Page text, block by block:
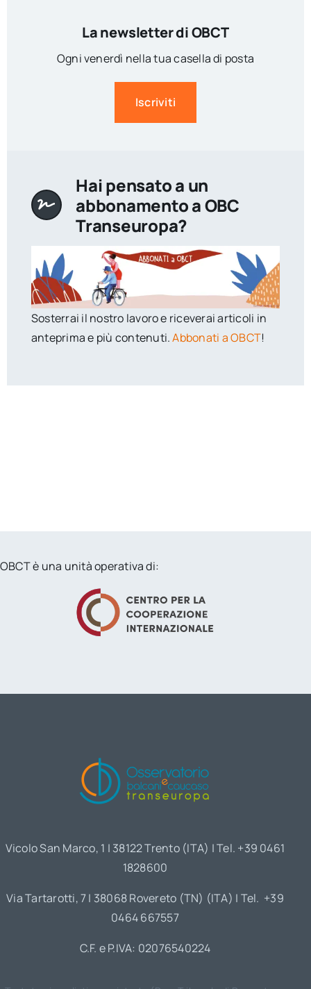
La newsletter di OBCT
Ogni venerdì nella tua casella di posta
Iscriviti
Hai pensato a un
abbonamento a OBC
Transeuropa?
Sosterrai il nostro lavoro e riceverai articoli in
anteprima e più contenuti.Abbonati a OBCT!
OBCT è una unità operativa di:
Vicolo San Marco, 1 | 38122 Trento (ITA) | Tel. +39 0461
1828600
Via Tartarotti, 7 | 38068 Rovereto (TN) (ITA) | Tel. +39
0464 667557
C.F. e P.IVA: 02076540224